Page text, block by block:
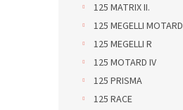
125 MATRIX II.
125 MEGELLI MOTARD
125 MEGELLI R
125 MOTARD IV
125 PRISMA
125 RACE